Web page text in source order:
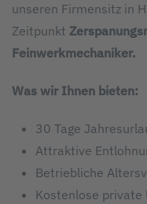
unseren Firmensitz in
Zeitpunkt
Feinwerkmechaniker.
Was wir Ihnen bieten:
30 Tage
Attraktive
Betriebliche
Kostenlose private